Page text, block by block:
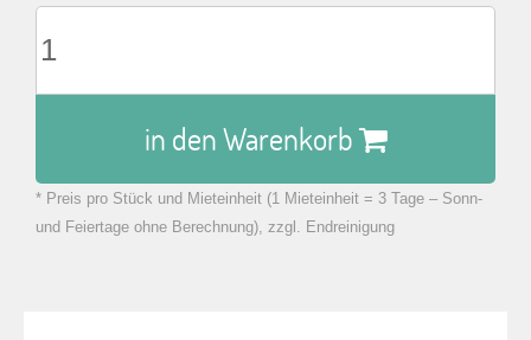
in den Warenkorb
zu Warenkorb hinzugefügt.
* Preis pro Stück und Mieteinheit (1 Mieteinheit = 3 Tage – Sonn-
und Feiertage ohne Berechnung), zzgl. Endreinigung